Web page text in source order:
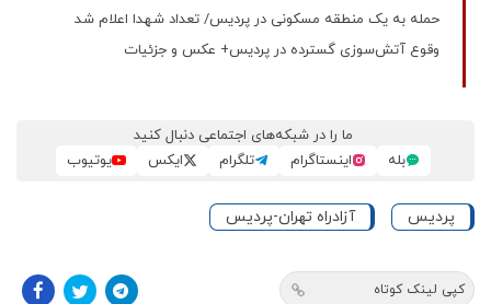
حمله به یک منطقه مسکونی در پردیس/ تعداد شهدا اعلام شد
وقوع آتش‌سوزی گسترده در پردیس+ عکس و جزئیات
ما را در شبکه‌های اجتماعی دنبال کنید
بله
اینستاگرام تلگرام ایکس یوتیوب
پردیس آزادراه تهران-پردیس
کپی لینک کوتاه